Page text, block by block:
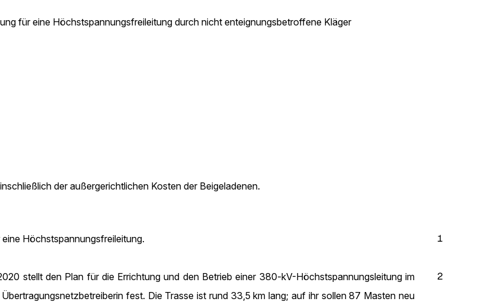
für eine Höchstspannungsfreileitung durch nicht enteignungsbetroffene Kläger
der außergerichtlichen Kosten der Beigeladenen.
1
Höchstspannungsfreileitung.
2
stellt den Plan für die Errichtung und den Betrieb einer 380-kV-Höchstspannungsleitung im
fest. Die Trasse ist rund 33,5 km lang; auf ihr sollen 87 Masten neu